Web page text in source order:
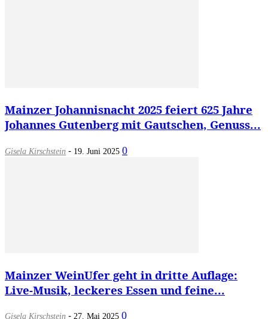
Mainzer Johannisnacht 2025 feiert 625 Jahre
Johannes Gutenberg mit Gautschen, Genuss...
Gisela Kirschstein - 19. Juni 2025 0
Mainzer WeinUfer geht in dritte Auflage:
Live-Musik, leckeres Essen und feine...
Gisela Kirschstein - 27. Mai 2025 0